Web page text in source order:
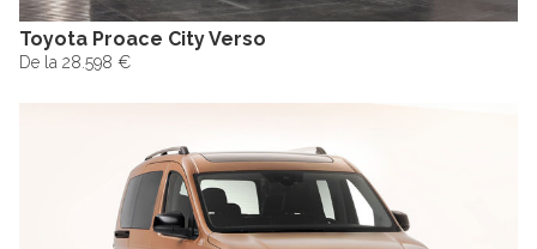
Toyota Proace City Verso
De la 28.598 €